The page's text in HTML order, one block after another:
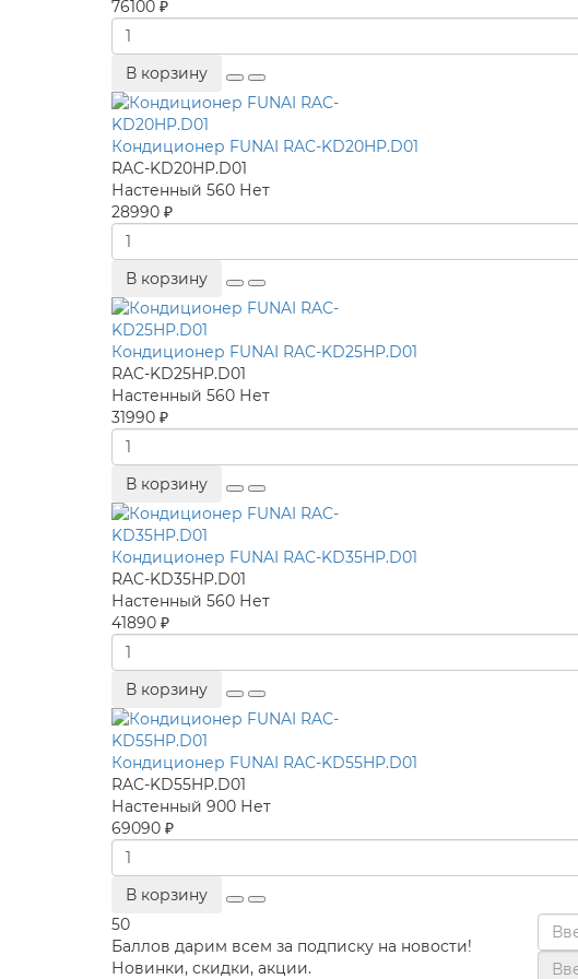
76100 ₽
В корзину
Кондиционер FUNAI RAC-KD20HP.D01
RAC-KD20HP.D01
Настенный 560 Нет
28990 ₽
В корзину
Кондиционер FUNAI RAC-KD25HP.D01
RAC-KD25HP.D01
Настенный 560 Нет
31990 ₽
В корзину
Кондиционер FUNAI RAC-KD35HP.D01
RAC-KD35HP.D01
Настенный 560 Нет
41890 ₽
В корзину
Кондиционер FUNAI RAC-KD55HP.D01
RAC-KD55HP.D01
Настенный 900 Нет
69090 ₽
В корзину
50
Баллов дарим всем за подписку на новости!
Новинки, скидки, акции.